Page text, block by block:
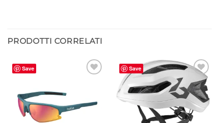
PRODOTTI CORRELATI
Save
desideri
Save
Aggiungi
alla lista
dei
desideri